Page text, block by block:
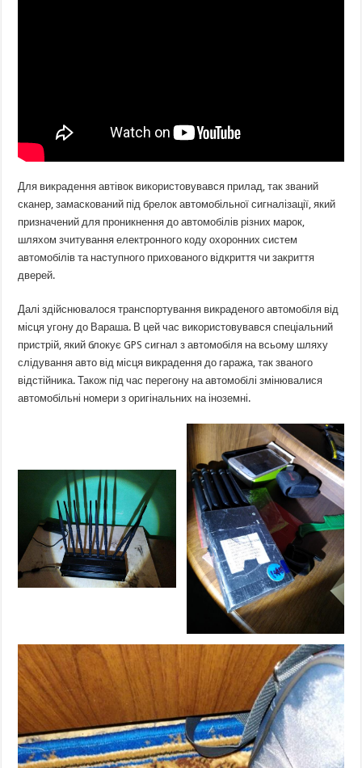
Для викрадення автівок використовувався прилад, так званий
сканер, замаскований під брелок автомобільної сигналізації, який
призначений для проникнення до автомобілів різних марок,
шляхом зчитування електронного коду охоронних систем
автомобілів та наступного прихованого відкриття чи закриття
дверей.
Далі здійснювалося транспортування викраденого автомобіля від
місця угону до Вараша. В цей час використовувався спеціальний
пристрій, який блокує GPS сигнал з автомобіля на всьому шляху
слідування авто від місця викрадення до гаража, так званого
відстійника. Також під час перегону на автомобілі змінювалися
автомобільні номери з оригінальних на іноземні.